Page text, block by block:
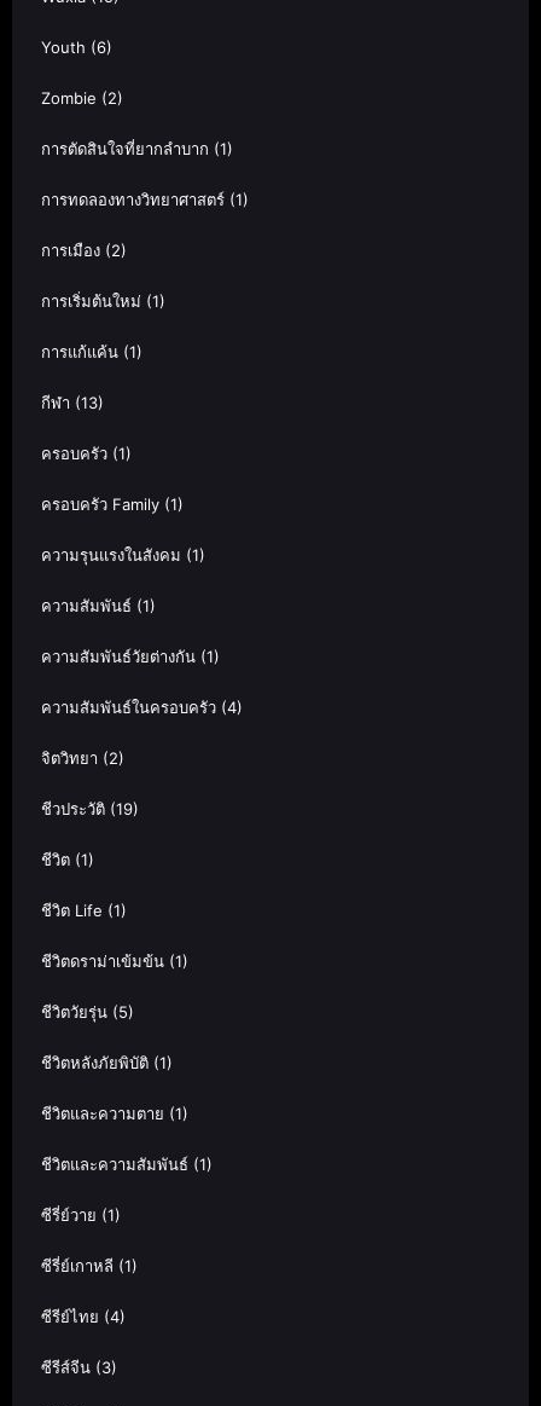
Youth (6)
Zombie (2)
การตัดสินใจที่ยากลำบาก (1)
การทดลองทางวิทยาศาสตร์ (1)
การเมือง (2)
การเริ่มต้นใหม่ (1)
การแก้แค้น (1)
กีฬา (13)
ครอบครัว (1)
ครอบครัว Family (1)
ความรุนแรงในสังคม (1)
ความสัมพันธ์ (1)
ความสัมพันธ์วัยต่างกัน (1)
ความสัมพันธ์ในครอบครัว (4)
จิตวิทยา (2)
ชีวประวัติ (19)
ชีวิต (1)
ชีวิต Life (1)
ชีวิตดราม่าเข้มข้น (1)
ชีวิตวัยรุ่น (5)
ชีวิตหลังภัยพิบัติ (1)
ชีวิตและความตาย (1)
ชีวิตและความสัมพันธ์ (1)
ซีรี่ย์วาย (1)
ซีรี่ย์เกาหลี (1)
ซีรีย์ไทย (4)
ซีรีส์จีน (3)